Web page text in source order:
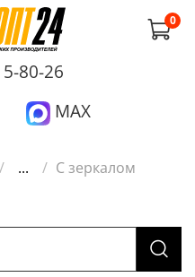
0
80-26
MAX
... С зеркалом